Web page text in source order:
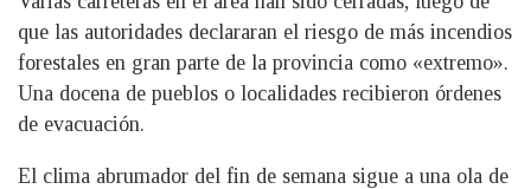
que las autoridades declararan el riesgo de más incendios
forestales en gran parte de la provincia como «extremo».
Una docena de pueblos o localidades recibieron órdenes
de evacuación.
El clima abrumador del fin de semana sigue a una ola de